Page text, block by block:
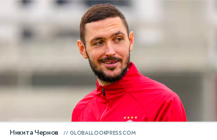
Никита Чернов GLOBALLOOKPRESS.COM